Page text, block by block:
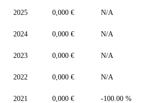
2025 0,000 € N/A
2024 0,000 € N/A
2023 0,000 € N/A
2022 0,000 € N/A
2021 0,000 € -100.00 %